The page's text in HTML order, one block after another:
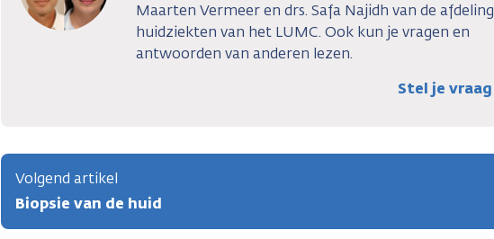
Maarten Vermeer en drs. Safa Najidh van de afdeling
huidziekten van het LUMC. Ook kun je vragen en
antwoorden van anderen lezen.
Stel je vraag
Volgend artikel
Biopsie van de huid